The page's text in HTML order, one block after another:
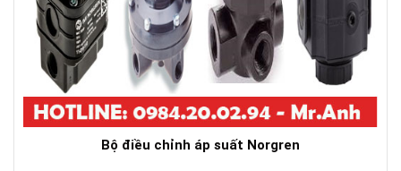
Bộ điều chỉnh áp suất Norgren